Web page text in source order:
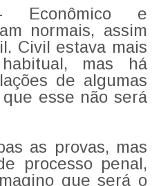
Econômico e
normais, assim
Civil estava mais
mas há
de algumas
esse não será
as provas, mas
processo penal,
que será o